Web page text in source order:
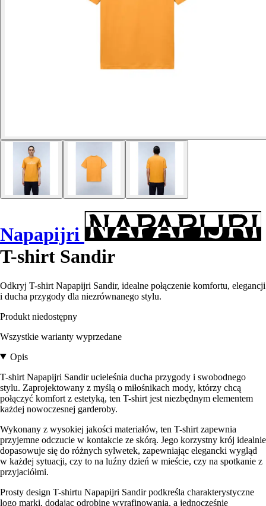
Napapijri
T-shirt Sandir
Odkryj T-shirt Napapijri Sandir, idealne połączenie komfortu, elegancji
i ducha przygody dla niezrównanego stylu.
Produkt niedostępny
Wszystkie warianty wyprzedane
Opis
T-shirt Napapijri Sandir ucieleśnia ducha przygody i swobodnego
stylu. Zaprojektowany z myślą o miłośnikach mody, którzy chcą
połączyć komfort z estetyką, ten T-shirt jest niezbędnym elementem
każdej nowoczesnej garderoby.
Wykonany z wysokiej jakości materiałów, ten T-shirt zapewnia
przyjemne odczucie w kontakcie ze skórą. Jego korzystny krój idealnie
dopasowuje się do różnych sylwetek, zapewniając elegancki wygląd
w każdej sytuacji, czy to na luźny dzień w mieście, czy na spotkanie z
przyjaciółmi.
Prosty design T-shirtu Napapijri Sandir podkreśla charakterystyczne
logo marki, dodając odrobinę wyrafinowania, a jednocześnie